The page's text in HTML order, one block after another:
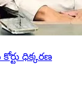
ధిక్కరణ